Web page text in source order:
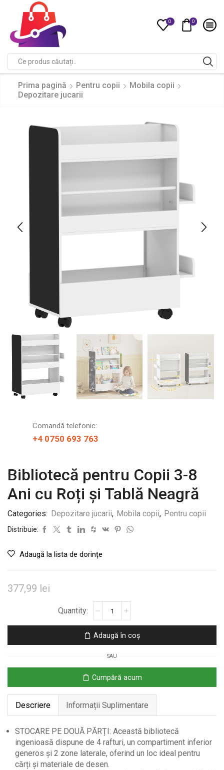
0 0
input
Prima pagină Pentru copii
Mobila copii
Depozitare jucarii
Comandă telefonic:
+4 0750 693 763
Bibliotecă pentru Copii 3-8
Ani cu Roți și Tablă Neagră
Categories: Depozitare jucarii, Mobila copii, Pentru copii
Distribuie:
Adaugă la lista de dorințe
377,99 lei
pentru
Copii
Ani
cu
Roți
și
Tablă
Neagră
Adaugă în coș
SAU
Cumpără acum
Descriere Informații Suplimentare
STOCARE PE DOUĂ PĂRȚI: Această bibliotecă
ingenioasă dispune de 4 rafturi, un compartiment inferior
generos și 2 zone laterale, oferind un loc ideal pentru
cărți și materiale de desen.